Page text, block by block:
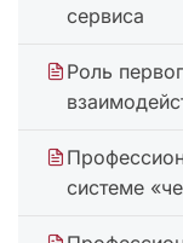
сервиса
Роль
системе